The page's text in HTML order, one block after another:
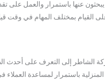
عنها باستمرار والعمل على
القيام بمختلف المهام في وقت
الشاطر إلى التعرف على أحدث
باستمرار لمساعدة العملاء